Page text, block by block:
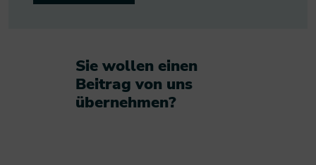
Sie wollen einen
Beitrag von uns
übernehmen?​